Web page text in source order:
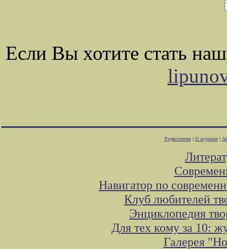
Если Вы хотите стать
Редколлегия| О журнале|
Навигатор по
Клуб любителей
Энциклопедия
Для тех кому за 10:
Галерея